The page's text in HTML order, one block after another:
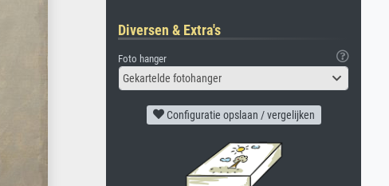
Diversen & Extra's
Foto hanger
Gekartelde fotohanger
Configuratie opslaan / vergelijken